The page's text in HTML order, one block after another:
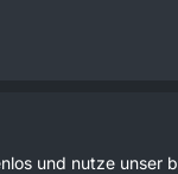
und nutze unser